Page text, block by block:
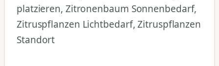
platzieren, Zitronenbaum Sonnenbedarf,
Zitruspflanzen Lichtbedarf, Zitruspflanzen
Standort